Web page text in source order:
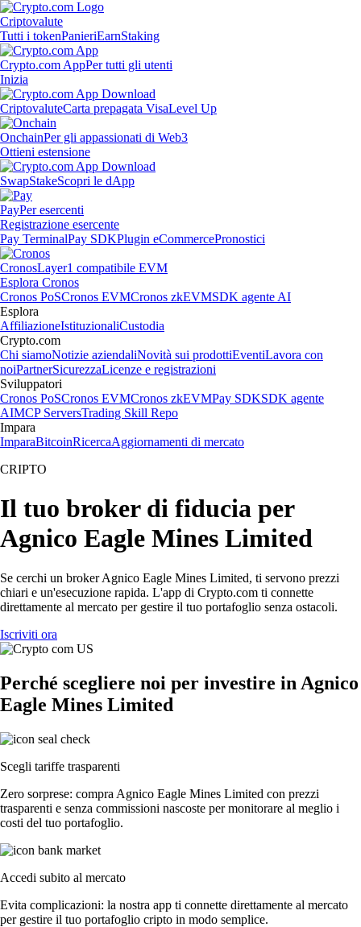
Criptovalute
Tutti i tokenPanieriEarnStaking
Crypto.com AppPer tutti gli utenti
Inizia
CriptovaluteCarta prepagata VisaLevel Up
OnchainPer gli appassionati di Web3
Ottieni estensione
SwapStakeScopri le dApp
PayPer esercenti
Registrazione esercente
Pay TerminalPay SDKPlugin eCommercePronostici
CronosLayer1 compatibile EVM
Esplora Cronos
Cronos PoSCronos EVMCronos zkEVMSDK agente AI
Esplora
AffiliazioneIstituzionaliCustodia
Crypto.com
Chi siamoNotizie aziendaliNovità sui prodottiEventiLavora con
noiPartnerSicurezzaLicenze e registrazioni
Sviluppatori
Cronos PoSCronos EVMCronos zkEVMPay SDKSDK agente
AIMCP ServersTrading Skill Repo
Impara
ImparaBitcoinRicercaAggiornamenti di mercato
CRIPTO
Il tuo broker di fiducia per
Agnico Eagle Mines Limited
Se cerchi un broker Agnico Eagle Mines Limited, ti servono prezzi
chiari e un'esecuzione rapida. L'app di Crypto.com ti connette
direttamente al mercato per gestire il tuo portafoglio senza ostacoli.
Iscriviti ora
Perché scegliere noi per investire in Agnico
Eagle Mines Limited
Scegli tariffe trasparenti
Zero sorprese: compra Agnico Eagle Mines Limited con prezzi
trasparenti e senza commissioni nascoste per monitorare al meglio i
costi del tuo portafoglio.
Accedi subito al mercato
Evita complicazioni: la nostra app ti connette direttamente al mercato
per gestire il tuo portafoglio cripto in modo semplice.